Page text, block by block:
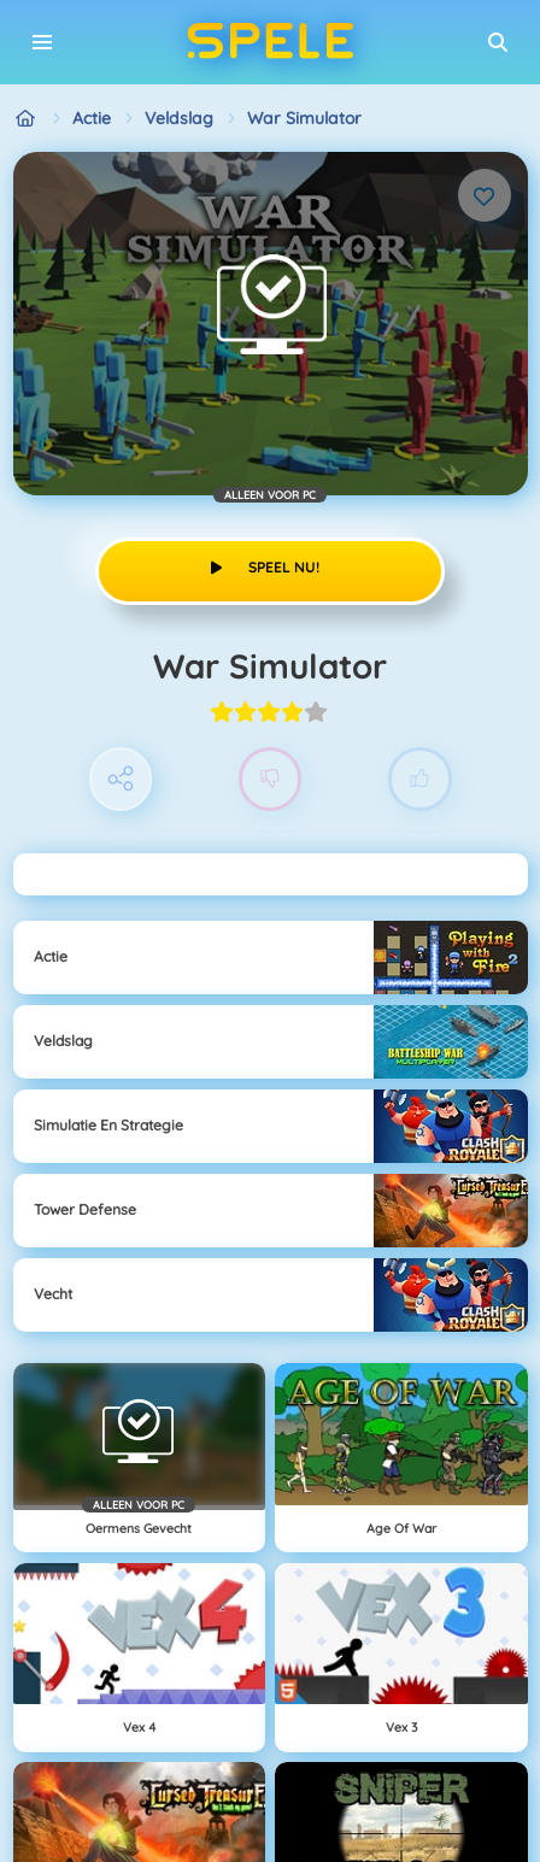
Actie Veldslag War Simulator
ALLEEN VOOR PC
SPEEL NU!
War Simulator
Actie
Veldslag
Simulatie En Strategie
Tower Defense
Vecht
ALLEEN VOOR PC
Oermens Gevecht Age Of War
Vex 4 Vex 3